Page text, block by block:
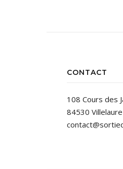
CONTACT
108 Cours des
84530 Villelaure